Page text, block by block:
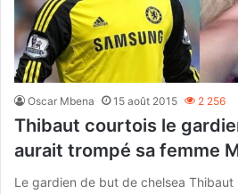
Oscar Mbena 15 août 2015 2 256
Thibaut courtois le
aurait trompé sa femme
Le gardien de but de chelsea